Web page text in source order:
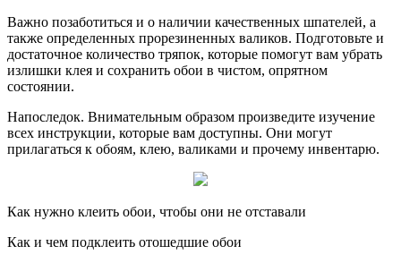
Важно позаботиться и о наличии качественных шпателей, а
также определенных прорезиненных валиков. Подготовьте и
достаточное количество тряпок, которые помогут вам убрать
излишки клея и сохранить обои в чистом, опрятном
состоянии.
Напоследок. Внимательным образом произведите изучение
всех инструкции, которые вам доступны. Они могут
прилагаться к обоям, клею, валиками и прочему инвентарю.
Как нужно клеить обои, чтобы они не отставали
Как и чем подклеить отошедшие обои